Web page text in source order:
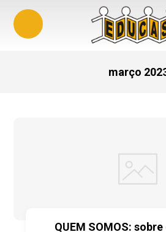
março
QUEM SOMOS: